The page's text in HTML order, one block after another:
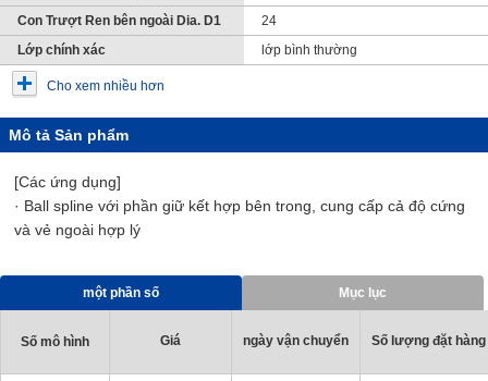
Con Trượt Ren bên ngoài Dia. D1
24
Lớp chính xác
lớp bình thường
Cho xem nhiều hơn
Mô tả Sản phẩm
[Các ứng dụng]
· Ball spline với phần giữ kết hợp bên trong, cung cấp cả độ cứng
và vẻ ngoài hợp lý
một phần số Mục lục
Số mô hình Giá ngày vận chuyển Số lượng đặt